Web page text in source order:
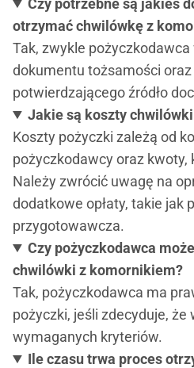
Czy potrzebne są jakieś
otrzymać chwilówkę z
Tak, zwykle
dokumentu tożsamości
potwierdzającego źródło
Jakie są koszty
Koszty pożyczki zależą od
pożyczkodawcy oraz kwoty,
Należy zwrócić uwagę na
dodatkowe opłaty, takie jak
przygotowawcza.
Czy pożyczkodawca
chwilówki z komornikiem?
Tak, pożyczkodawca ma
pożyczki, jeśli zdecyduje, że
wymaganych kryteriów.
Ile czasu trwa proces